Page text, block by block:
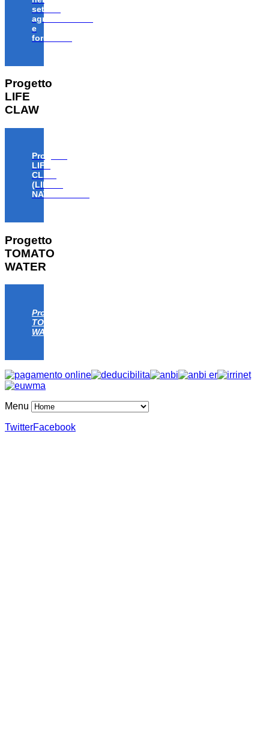
settore
agroalimentare
e
forestale”
Progetto
LIFE
CLAW
Progetto
LIFE
CLAW
(LIFE18
NAT/IT/000806)
Progetto
TOMATO
WATER
Progetto
TOMATO
WATER
Menu
TwitterFacebook